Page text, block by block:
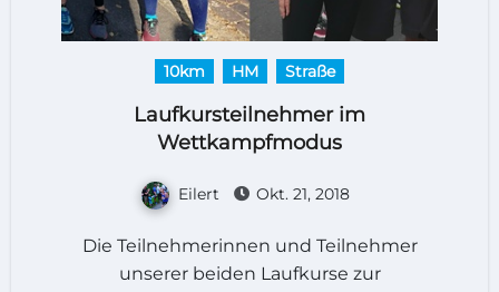
10km HM Straße
Laufkursteilnehmer im
Wettkampfmodus
Eilert Okt. 21, 2018
Die Teilnehmerinnen und Teilnehmer
unserer beiden Laufkurse zur